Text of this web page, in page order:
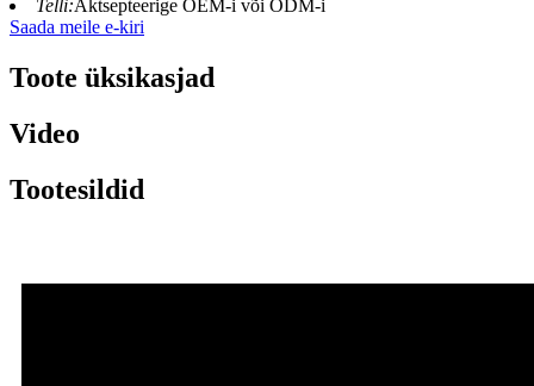
Telli:Aktsepteerige OEM-i või ODM-i
Saada meile e-kiri
Toote üksikasjad
Video
Tootesildid